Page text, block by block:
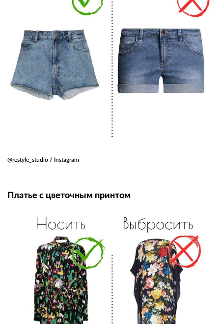
@restyle_studio / Instagram
Платье с цветочным принтом